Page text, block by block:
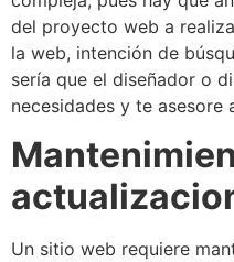
del proyecto web a
la web, intención de
sería que el diseñador o
necesidades y te asesore
Un sitio web requiere